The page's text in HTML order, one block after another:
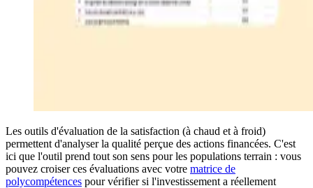
Les outils d'évaluation de la satisfaction (à chaud et à froid)
permettent d'analyser la qualité perçue des actions financées. C'est
ici que l'outil prend tout son sens pour les populations terrain : vous
pouvez croiser ces évaluations avec votre matrice de
polycompétences pour vérifier si l'investissement a réellement